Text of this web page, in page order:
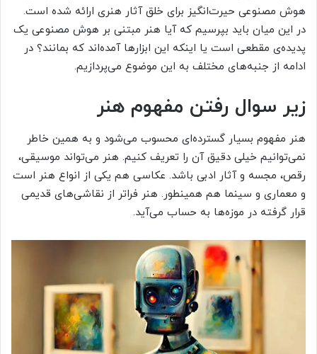
هوش مصنوعی حیرت‌انگیز برای خلق آثار هنری ارائه شده است.
در این میان باید بپرسیم که آیا هنر مبتنی بر هوش مصنوعی یک
پدیده‌ی مقطعی است یا اینکه این ابزارها آمده‌اند که بمانند؟ در
ادامه از جنبه‌های مختلف به این موضوع می‌پردازیم.
زیر سوال رفتن مفهوم هنر
هنر مفهوم بسیار گسترده‌ای محسوب می‌شود و به همین خاطر
نمی‌توانیم خیلی دقیق آن را تعریف کنیم. هنر می‌تواند موسیقی،
رقص، مجسه و آثار ادبی باشد. عکاسی هم یکی از انواع هنر است
و معماری و سینما هم همینطور. هنر فراتر از نقاشی‌های قدیمی
قرار گرفته در موزه‌ها به حساب می‌آید.